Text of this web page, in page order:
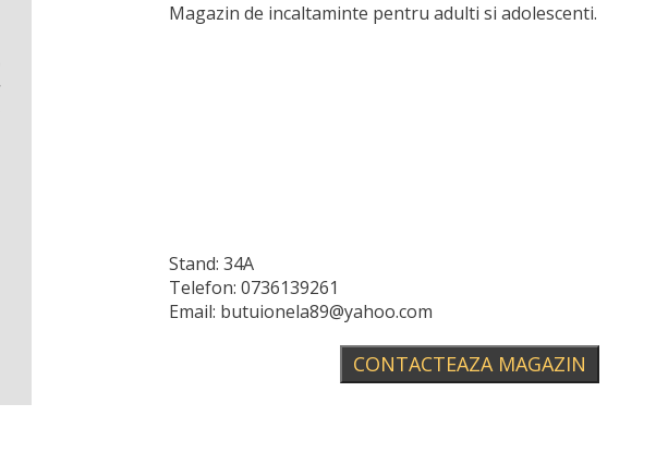
Magazin de incaltaminte pentru adulti si adolescenti.
Stand: 34A
Telefon: 0736139261
Email: butuionela89@yahoo.com
CONTACTEAZA MAGAZIN